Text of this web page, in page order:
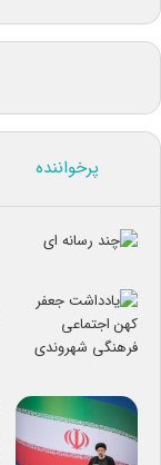
پرخواننده